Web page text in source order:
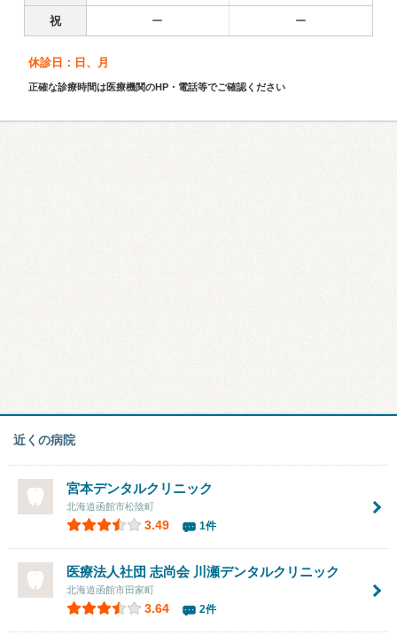
祝 ー ー
休診日：日、月
正確な診療時間は医療機関のHP・電話等でご確認ください
近くの病院
宮本デンタルクリニック
北海道函館市松陰町
3.49 1件
医療法人社団 志尚会 川瀬デンタルクリニック
北海道函館市田家町
3.64 2件